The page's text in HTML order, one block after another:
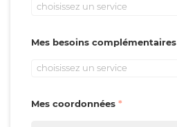
choisissez un service
Mes besoins complémentaires
choisissez un service
Mes coordonnées